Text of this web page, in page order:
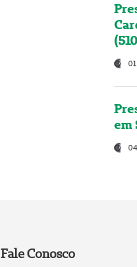
em
Fale Conosco